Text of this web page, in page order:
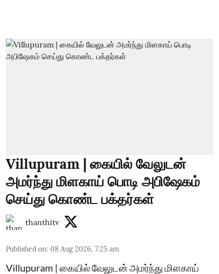
Villupuram | கையில் வேலுடன்
அமர்ந்து மிளகாய் பொடி அபிஷேகம்
செய்து கொண்ட பக்தர்கள்
thanthitv
Published on: 08 Aug 2026, 7:25 am
Villupuram | கையில் வேலுடன் அமர்ந்து மிளகாய்